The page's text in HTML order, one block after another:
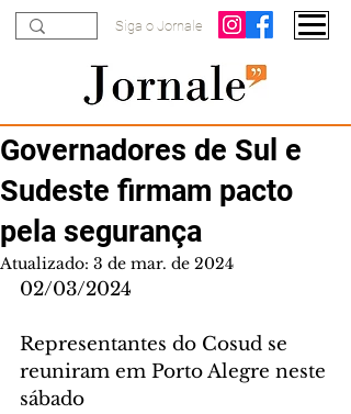
Siga o Jornale
Governadores de Sul e
Sudeste firmam pacto
pela segurança
Atualizado: 3 de mar. de 2024
02/03/2024
Representantes do Cosud se
reuniram em Porto Alegre neste
sábado